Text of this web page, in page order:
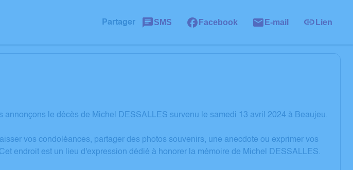
Partager SMS Facebook E-mail Lien
annonçons le décès de Michel DESSALLES survenu le samedi 13 avril 2024 à Beaujeu.
vos condoléances, partager des photos souvenirs, une anecdote ou exprimer vos
endroit est un lieu d'expression dédié à honorer la mémoire de Michel DESSALLES.